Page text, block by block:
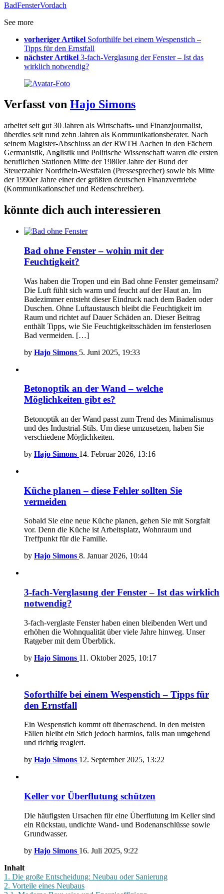
BadFensterVordach
See more
vorheriger Artikel Soforthilfe bei einem Wespenstich –
Tipps für den Ernstfall
nächster Artikel 3-fach-Verglasung der Fenster – Ist das
wirklich notwendig?
Verfasst von Hajo Simons
arbeitet seit gut 30 Jahren als Wirtschafts- und Finanzjournalist,
überdies seit rund zehn Jahren als Kommunikationsberater. Nach
seinem Magister-Abschluss an der RWTH Aachen in den Fächern
Germanistik, Anglistik und Politische Wissenschaft waren die ersten
beruflichen Stationen Mitte der 1980er Jahre der Bund der
Steuerzahler Nordrhein-Westfalen (Pressesprecher) sowie bis Mitte
der 1990er Jahre einer der größten deutschen Finanzvertriebe
(Kommunikationschef und Redenschreiber).
könnte dich auch interessieren
Bad ohne Fenster – wohin mit der
Feuchtigkeit?
Was haben die Tropen und ein Bad ohne Fenster gemeinsam?
Die Luft fühlt sich warm und feucht auf der Haut an. Im
Badezimmer entsteht dieser Eindruck nach dem Baden oder
Duschen. Ohne Luftaustausch bleibt die Feuchtigkeit im
Raum und richtet auf Dauer Schäden an. Dieser Beitrag
enthält Tipps, wie Sie Feuchtigkeitsschäden im fensterlosen
Bad vermeiden. […]
by Hajo Simons 5. Juni 2025, 19:33
Betonoptik an der Wand – welche
Möglichkeiten gibt es?
Betonoptik an der Wand passt zum Trend des Minimalismus
und des Industrial-Stils. Um diese umzusetzen, haben Sie
verschiedene Möglichkeiten.
by Hajo Simons 14. Februar 2026, 13:16
Küche planen – diese Fehler sollten Sie
vermeiden
Sobald Sie eine neue Küche planen, gehen Sie mit Sorgfalt
vor. Denn die Küche ist Arbeitsplatz, Wohnraum und
Treffpunkt für die Familie.
by Hajo Simons 8. Januar 2026, 10:44
3-fach-Verglasung der Fenster – Ist das wirklich
notwendig?
3-fach-verglaste Fenster haben einen bleibenden Wert und
erhöhen die Wohnqualität über viele Jahre hinweg. Unser
Ratgeber mit dem Überblick.
by Hajo Simons 11. Oktober 2025, 10:17
Soforthilfe bei einem Wespenstich – Tipps für
den Ernstfall
Ein Wespenstich kommt oft überraschend. In den meisten
Fällen bleibt ein Stich jedoch harmlos, falls man umgehend
und richtig reagiert.
by Hajo Simons 12. September 2025, 13:22
Keller vor Überflutung schützen
Die häufigsten Ursachen für eine Überflutung im Keller sind
ein Rückstau, undichte Wand- und Bodenanschlüsse sowie
Grundwasser.
by Hajo Simons 16. Juli 2025, 9:22
Inhalt
1. Die große Entscheidung: Neubau oder Sanierung
2. Vorteile eines Neubaus